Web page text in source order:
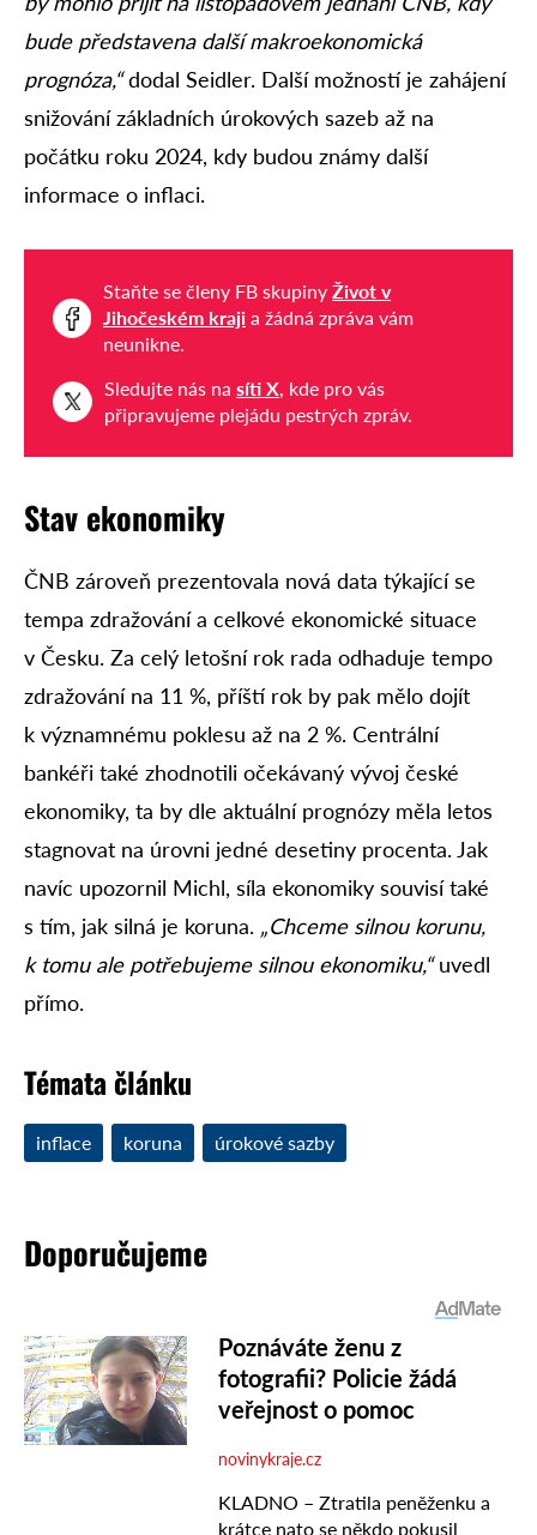
bude představena další makroekonomická
prognóza,“dodal Seidler. Další možností je zahájení
snižování základních úrokových sazeb až na
počátku roku 2024, kdy budou známy další
informace o inflaci.
Staňte se členy FB skupiny Život v
Jihočeském kraji a žádná zpráva vám
neunikne.
Sledujte nás na síti X, kde pro vás
připravujeme plejádu pestrých zpráv.
Stav ekonomiky
ČNB zároveň prezentovala nová data týkající se
tempa zdražování a celkové ekonomické situace
v Česku. Za celý letošní rok rada odhaduje tempo
zdražování na 11 %, příští rok by pak mělo dojít
k významnému poklesu až na 2 %. Centrální
bankéři také zhodnotili očekávaný vývoj české
ekonomiky, ta by dle aktuální prognózy měla letos
stagnovat na úrovni jedné desetiny procenta. Jak
navíc upozornil Michl, síla ekonomiky souvisí také
s tím, jak silná je koruna. „Chceme silnou korunu,
k tomu ale potřebujeme silnou ekonomiku,“uvedl
přímo.
Témata článku
inflace koruna úrokové sazby
Doporučujeme